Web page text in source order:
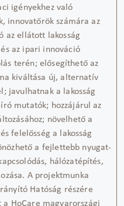
igényekhez való
innovatőrök számára az
az ellátott lakosság
és az ipari innováció
terén; elősegíthető az
kiváltása új, alternatív
javulhatnak a lakosság
mutatók; hozzájárul az
növelhető a
felelősség a lakosság
a fejlettebb nyugat-
hálózatépítés,
A projektmunka
Hatóság részére
HoCare magyarországi